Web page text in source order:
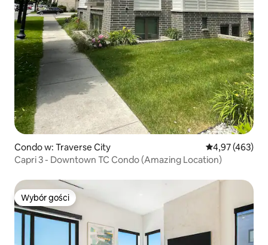
Condo w: Traverse City Średnia
4,97 (463)
Capri 3 - Downtown TC Condo (Amazing Location)
Wybór gości
Wybór gości